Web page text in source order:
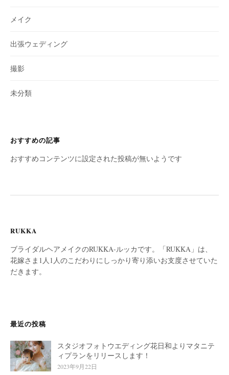
メイク
出張ウェディング
撮影
未分類
おすすめの記事
おすすめコンテンツに設定された投稿が無いようです
RUKKA
ブライダルヘアメイクのRUKKA-ルッカです。「RUKKA」は、
花嫁さま1人1人のこだわりにしっかり寄り添いお支度させていた
だきます。
最近の投稿
スタジオフォトウエディング花日和よりマタニテ
ィプランをリリースします！
2023年9月22日